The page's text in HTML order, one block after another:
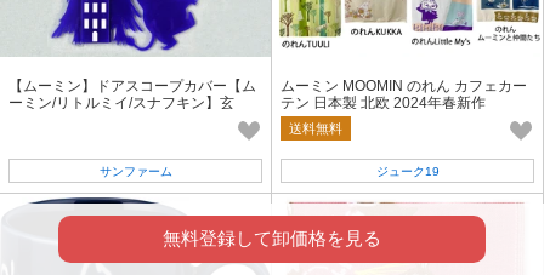
【ムーミン】ドアスコープカバー【ム
ーミン/リトルミイ/スナフキン】玄
サンファーム
ムーミン MOOMIN のれん カフェカー
テン 日本製 北欧 2024年春新作
送料無料
ジューク19
無料登録して卸価格を見る